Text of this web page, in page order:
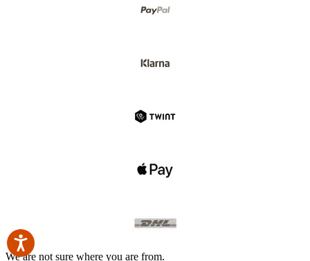
We are not sure where you are from.